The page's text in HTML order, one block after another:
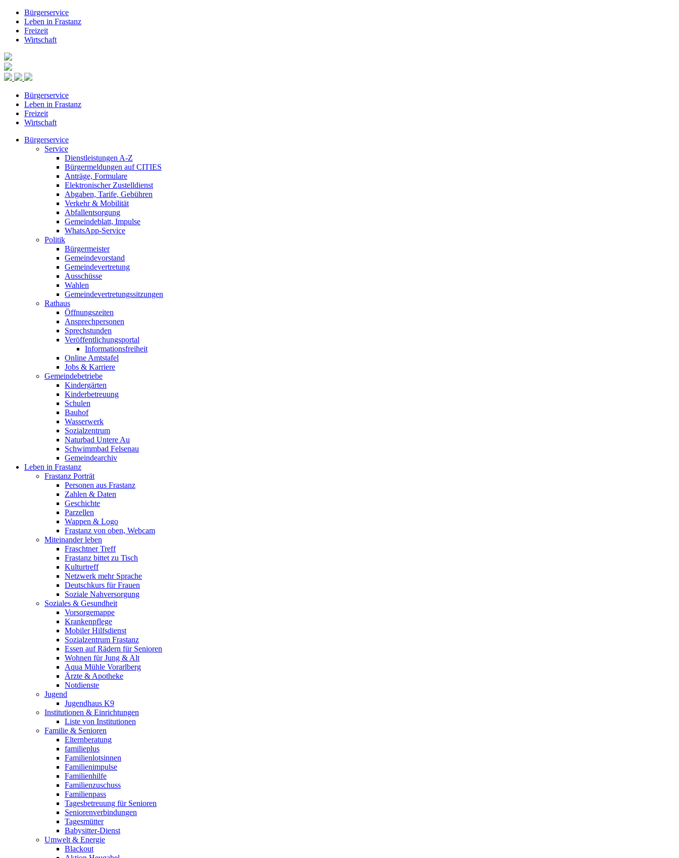
Bürgerservice
Leben in Frastanz
Freizeit
Wirtschaft
Bürgerservice
Leben in Frastanz
Freizeit
Wirtschaft
Bürgerservice
Service
Dienstleistungen A-Z
Bürgermeldungen auf CITIES
Anträge, Formulare
Elektronischer Zustelldienst
Abgaben, Tarife, Gebühren
Verkehr & Mobilität
Abfallentsorgung
Gemeindeblatt, Impulse
WhatsApp-Service
Politik
Bürgermeister
Gemeindevorstand
Gemeindevertretung
Ausschüsse
Wahlen
Gemeindevertretungssitzungen
Rathaus
Öffnungszeiten
Ansprechpersonen
Sprechstunden
Veröffentlichungsportal
Informationsfreiheit
Online Amtstafel
Jobs & Karriere
Gemeindebetriebe
Kindergärten
Kinderbetreuung
Schulen
Bauhof
Wasserwerk
Sozialzentrum
Naturbad Untere Au
Schwimmbad Felsenau
Gemeindearchiv
Leben in Frastanz
Frastanz Porträt
Personen aus Frastanz
Zahlen & Daten
Geschichte
Parzellen
Wappen & Logo
Frastanz von oben, Webcam
Miteinander leben
Fraschtner Treff
Frastanz bittet zu Tisch
Kulturtreff
Netzwerk mehr Sprache
Deutschkurs für Frauen
Soziale Nahversorgung
Soziales & Gesundheit
Vorsorgemappe
Krankenpflege
Mobiler Hilfsdienst
Sozialzentrum Frastanz
Essen auf Rädern für Senioren
Wohnen für Jung & Alt
Aqua Mühle Vorarlberg
Ärzte & Apotheke
Notdienste
Jugend
Jugendhaus K9
Institutionen & Einrichtungen
Liste von Institutionen
Familie & Senioren
Elternberatung
familieplus
Familienlotsinnen
Familienimpulse
Familienhilfe
Familienzuschuss
Familienpass
Tagesbetreuung für Senioren
Seniorenverbindungen
Tagesmütter
Babysitter-Dienst
Umwelt & Energie
Blackout